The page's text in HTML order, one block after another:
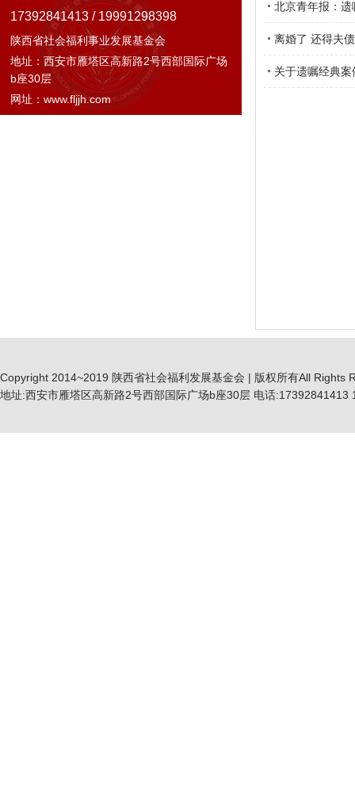
17392841413 / 19991298398
陕西省社会福利事业发展基金会
地址：西安市雁塔区高新路2号西部国际广场
b座30层
网址：www.fljjh.com
北京青年报：遗
离婚了 还得夫
关于遗嘱经典案
Copyright 2014~2019 陕西省社会福利发展基金会 | 版权所有All Rights
地址:西安市雁塔区高新路2号西部国际广场b座30层 电话:17392841413